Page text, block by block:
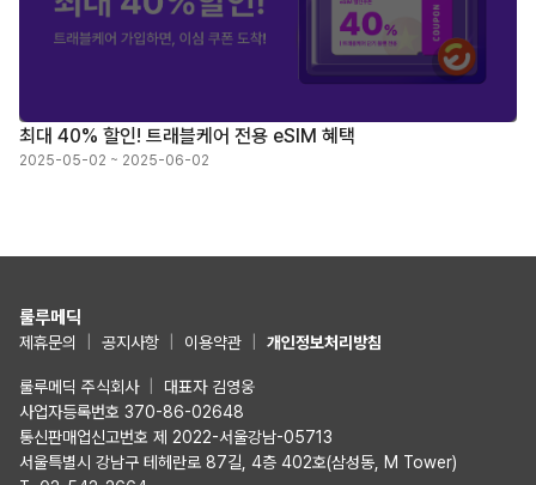
최대 40% 할인! 트래블케어 전용 eSIM 혜택
2025-05-02 ~ 2025-06-02
룰루메딕
제휴문의 공지사항 이용약관 개인정보처리방침
룰루메딕 주식회사
대표자 김영웅
사업자등록번호 370-86-02648
통신판매업신고번호 제 2022-서울강남-05713
서울특별시 강남구 테헤란로 87길, 4층 402호(삼성동, M Tower)